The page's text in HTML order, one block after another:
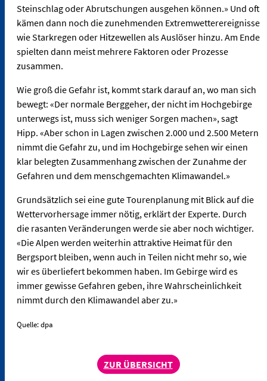
Steinschlag oder Abrutschungen ausgehen können.» Und oft
kämen dann noch die zunehmenden Extremwetterereignisse
wie Starkregen oder Hitzewellen als Auslöser hinzu. Am Ende
spielten dann meist mehrere Faktoren oder Prozesse
zusammen.
Wie groß die Gefahr ist, kommt stark darauf an, wo man sich
bewegt: «Der normale Berggeher, der nicht im Hochgebirge
unterwegs ist, muss sich weniger Sorgen machen», sagt
Hipp. «Aber schon in Lagen zwischen 2.000 und 2.500 Metern
nimmt die Gefahr zu, und im Hochgebirge sehen wir einen
klar belegten Zusammenhang zwischen der Zunahme der
Gefahren und dem menschgemachten Klimawandel.»
Grundsätzlich sei eine gute Tourenplanung mit Blick auf die
Wettervorhersage immer nötig, erklärt der Experte. Durch
die rasanten Veränderungen werde sie aber noch wichtiger.
«Die Alpen werden weiterhin attraktive Heimat für den
Bergsport bleiben, wenn auch in Teilen nicht mehr so, wie
wir es überliefert bekommen haben. Im Gebirge wird es
immer gewisse Gefahren geben, ihre Wahrscheinlichkeit
nimmt durch den Klimawandel aber zu.»
Quelle: dpa
ZUR ÜBERSICHT